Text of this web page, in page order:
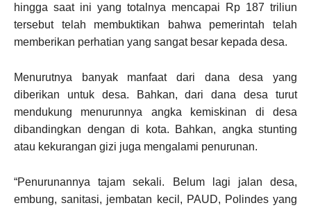
hingga saat ini yang totalnya mencapai Rp 187 triliun
tersebut telah membuktikan bahwa pemerintah telah
memberikan perhatian yang sangat besar kepada desa.
Menurutnya banyak manfaat dari dana desa yang
diberikan untuk desa. Bahkan, dari dana desa turut
mendukung menurunnya angka kemiskinan di desa
dibandingkan dengan di kota. Bahkan, angka stunting
atau kekurangan gizi juga mengalami penurunan.
“Penurunannya tajam sekali. Belum lagi jalan desa,
embung, sanitasi, jembatan kecil, PAUD, Polindes yang